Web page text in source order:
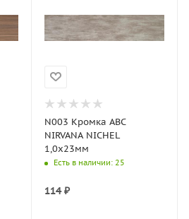
N003 Кромка АВС
NIRVANA NICHEL
1,0х23мм
Есть в наличии: 25
114₽